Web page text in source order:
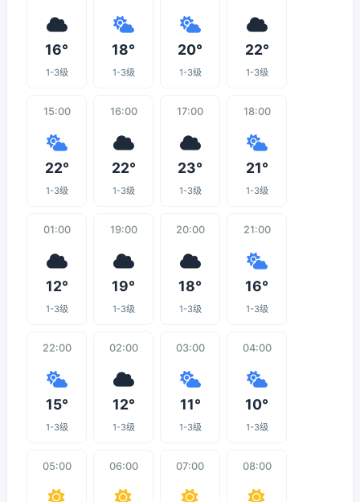
16°
1-3级
18°
1-3级
20°
1-3级
22°
1-3级
15:00
22°
1-3级
16:00
22°
1-3级
17:00
23°
1-3级
18:00
21°
1-3级
01:00
12°
1-3级
19:00
19°
1-3级
20:00
18°
1-3级
21:00
16°
1-3级
22:00
15°
1-3级
02:00
12°
1-3级
03:00
11°
1-3级
04:00
10°
1-3级
05:00 06:00 07:00 08:00